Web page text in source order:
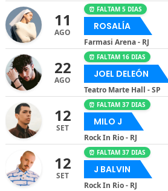
11
AGO
⏰ FALTAM 5 DIAS
ROSALÍA
Farmasi Arena - RJ
22
AGO
⏰ FALTAM 16 DIAS
JOEL DELEÓN
Teatro Marte Hall - SP
12
SET
⏰ FALTAM 37 DIAS
MILO J
Rock In Rio - RJ
12
SET
⏰ FALTAM 37 DIAS
J BALVIN
Rock In Rio - RJ